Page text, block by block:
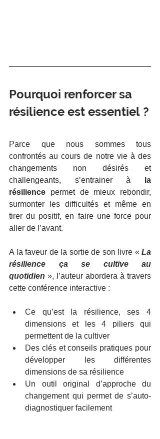
Pourquoi renforcer sa
résilience est essentiel ?
Parce que nous sommes tous
confrontés au cours de notre vie à des
changements non désirés et
challengeants, s’entrainer à
la
résilience permet de mieux rebondir,
surmonter les difficultés et même en
tirer du positif, en faire une force pour
aller de l’avant.
A la faveur de la sortie de son livre « La
résilience ça se cultive au
quotidien », l’auteur abordera à travers
cette conférence interactive :
Ce qu’est la résilience, ses 4
dimensions et les 4 piliers qui
permettent de la cultiver
Des clés et conseils pratiques pour
développer les différentes
dimensions de sa résilience
Un outil original d’approche du
changement qui permet de s’auto-
diagnostiquer facilement